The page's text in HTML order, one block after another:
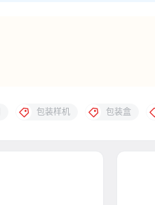
包装样机 包装盒